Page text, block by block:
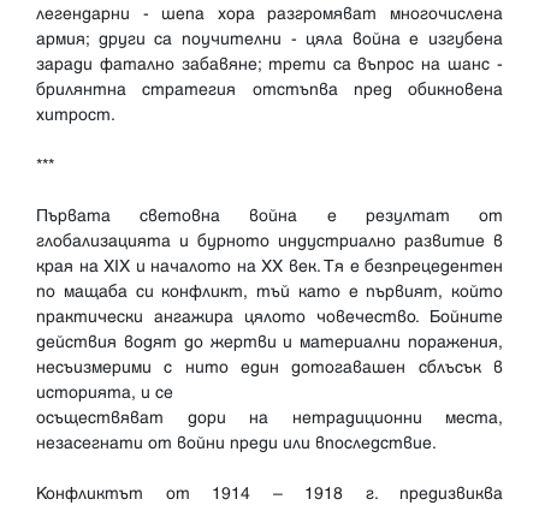
легендарни - шепа хора разгромяват многочислена
армия; други са поучителни - цяла война е изгубена
заради фатално забавяне; трети са въпрос на шанс -
брилянтна стратегия отстъпва пред обикновена
хитрост.
***
Първата световна война е резултат от
глобализацията и бурното индустриално развитие в
края на XIX и началото на XX век. Тя е безпрецедентен
по мащаба си конфликт, тъй като е първият, който
практически ангажира цялото човечество. Бойните
действия водят до жертви и материални поражения,
несъизмерими с нито един дотогавашен сблъсък в
историята, и се
осъществяват дори на нетрадиционни места,
незасегнати от войни преди или впоследствие.
Конфликтът от 1914 – 1918 г. предизвиква